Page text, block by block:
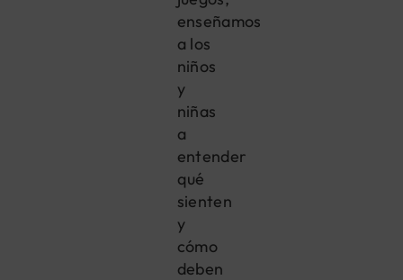
enseñamos
a los
niños
y
niñas
a
entender
qué
sienten
y
cómo
deben